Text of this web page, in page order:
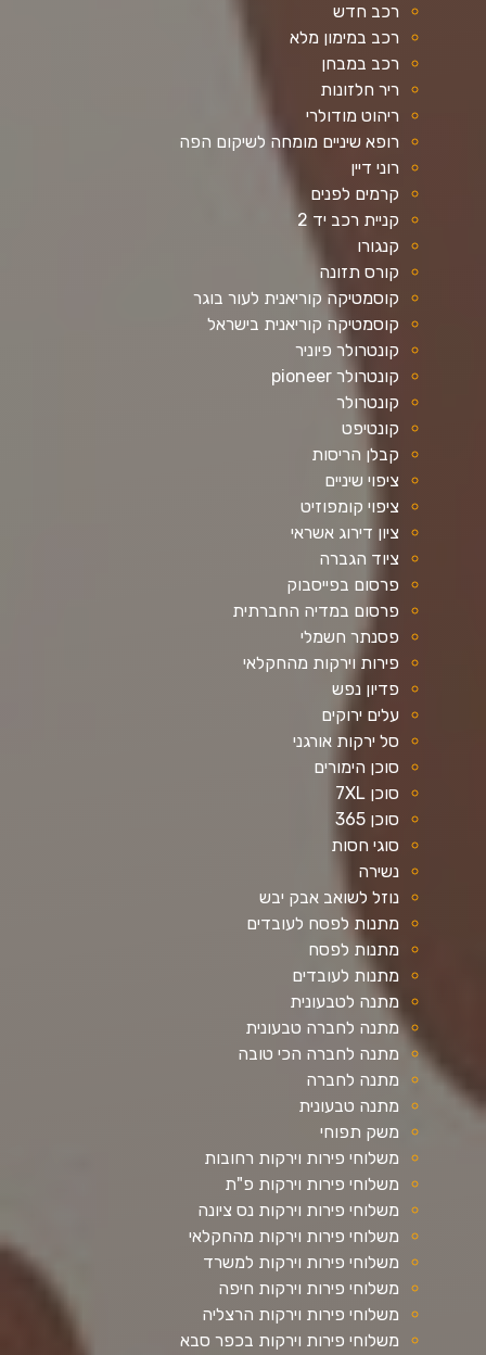
רכב חדש
רכב במימון מלא
רכב במבחן
ריר חלזונות
ריהוט מודולרי
רופא שיניים מומחה לשיקום הפה
רוני דיין
קרמים לפנים
קניית רכב יד 2
קנגורו
קורס תזונה
קוסמטיקה קוריאנית לעור בוגר
קוסמטיקה קוריאנית בישראל
קונטרולר פיוניר
קונטרולר pioneer
קונטרולר
קונטיפט
קבלן הריסות
ציפוי שיניים
ציפוי קומפוזיט
ציון דירוג אשראי
ציוד הגברה
פרסום בפייסבוק
פרסום במדיה החברתית
פסנתר חשמלי
פירות וירקות מהחקלאי
פדיון נפש
עלים ירוקים
סל ירקות אורגני
סוכן הימורים
סוכן 7XL
סוכן 365
סוגי חסות
נשירה
נוזל לשואב אבק יבש
מתנות לפסח לעובדים
מתנות לפסח
מתנות לעובדים
מתנה לטבעונית
מתנה לחברה טבעונית
מתנה לחברה הכי טובה
מתנה לחברה
מתנה טבעונית
משק תפוחי
משלוחי פירות וירקות רחובות
משלוחי פירות וירקות פ"ת
משלוחי פירות וירקות נס ציונה
משלוחי פירות וירקות מהחקלאי
משלוחי פירות וירקות למשרד
משלוחי פירות וירקות חיפה
משלוחי פירות וירקות הרצליה
משלוחי פירות וירקות בכפר סבא